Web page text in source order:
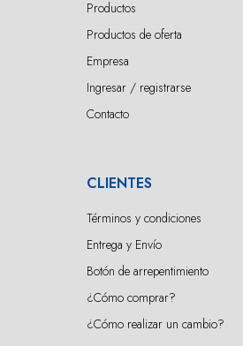
Productos
Productos de oferta
Empresa
Ingresar / registrarse
Contacto
CLIENTES
Términos y condiciones
Entrega y Envío
Botón de arrepentimiento
¿Cómo comprar?
¿Cómo realizar un cambio?